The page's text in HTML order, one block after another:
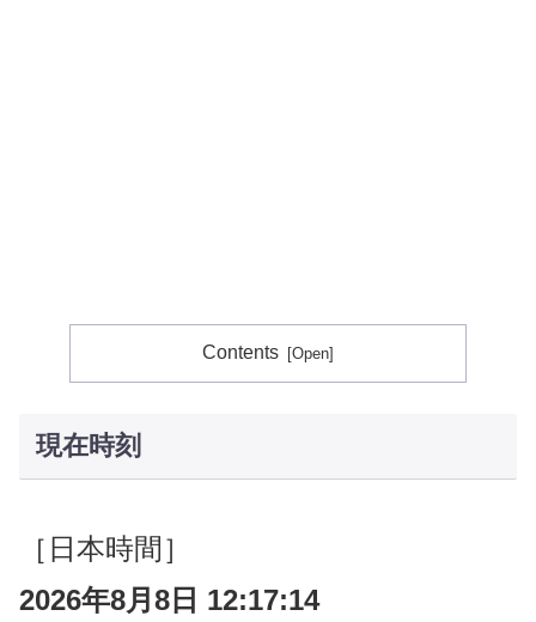
Contents
現在時刻
［日本時間］
2026年8月8日 12:17:15